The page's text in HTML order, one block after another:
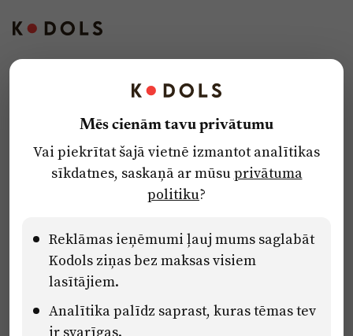
Privātuma politika
Ētikas kodekss
Pārredzamības paziņojumi
Eiropas Savienības Atveseļošanas un noturības mehānisma plāna
2.2. reformu un investīciju virziena “Uzņēmumu digitālā
transformācija un inovācijas” 2.2.1.5.i. investīcijas “Mediju nozares
Mēs cienām tavu privātumu
Vai piekrītat šajā vietnē izmantot analītikas
sīkdatnes, saskaņā ar mūsuprivātuma
politiku?
Reklāmas ieņēmumi ļauj mums saglabāt
Kodols ziņas bez maksas visiem
lasītājiem.
Analītika palīdz saprast, kuras tēmas tev
ir svarīgas.